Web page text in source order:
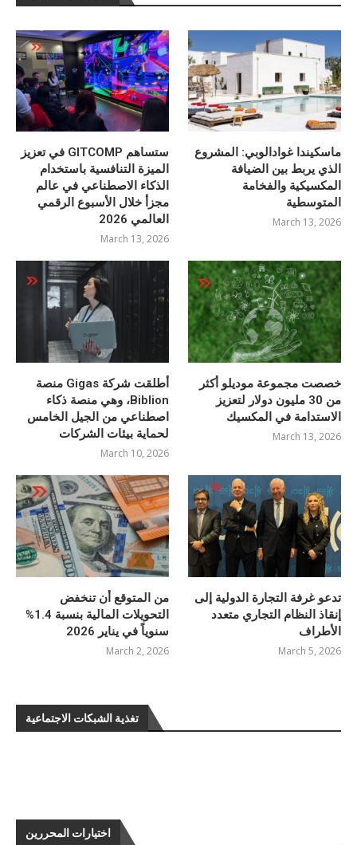
ماسكيندا غوادالوبي: المشروع
الذي يربط بين الضيافة
المكسيكية والفخامة
المتوسطية
March 13, 2026
ستساهم GITCOMP في تعزيز
الميزة التنافسية باستخدام
الذكاء الاصطناعي في عالم
مجزأ خلال الأسبوع الرقمي
العالمي 2026
March 13, 2026
خصصت مجموعة موديلو أكثر
من 30 مليون دولار لتعزيز
الاستدامة في المكسيك
March 13, 2026
أطلقت شركة Gigas منصة
Biblion، وهي منصة ذكاء
اصطناعي من الجيل الخامس
لحماية بيئات الشركات
March 10, 2026
تدعو غرفة التجارة الدولية إلى
إنقاذ النظام التجاري متعدد
الأطراف
March 5, 2026
من المتوقع أن تنخفض
التحويلات المالية بنسبة 1.4%
سنوياً في يناير 2026
March 2, 2026
تغذية الشبكات الاجتماعية
اختيارات المحررين